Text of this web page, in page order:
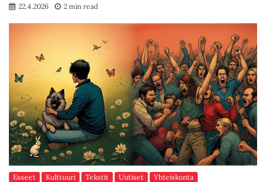
22.4.2026 2 min read
Esseet Kulttuuri Tekstit Uutiset Yhteiskunta